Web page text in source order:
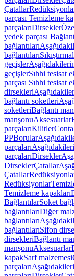
Çatallar
parçası Temizleme
parçalarıDirsekler
yedek parçası
bağlantıları
bağlantıları
geçişler
geçişlerSıhhi tesisat
parçası Sıhhi tesisat
dirsekleri
bağlantı soketleri
soketleriBağlantı
manşonuAksesuarlar
parçalarıKilitler
PPBorular
parçaları
parçalarıDirsekler
DirseklerÇatallar
Çatallar
Redüksiyonlar
Temizleme kapakları
BağlantılarSoket
bağlantılarıDiğer
bağlantıları
bağlantılarıSifon
dirsekleriBağlantı
manşonuAksesuarlar
kapakSarf malzemesi
parçaları